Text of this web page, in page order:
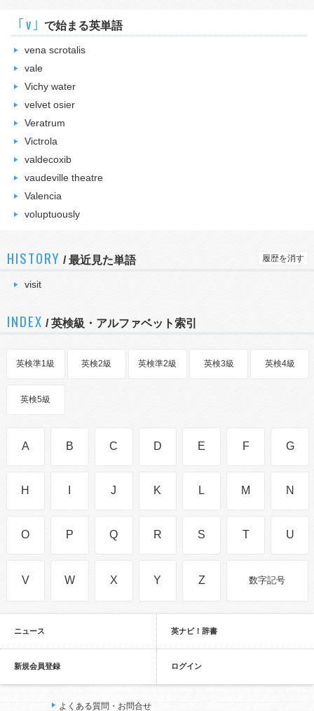
｢v｣ で始まる英単語
vena scrotalis
vale
Vichy water
velvet osier
Veratrum
Victrola
valdecoxib
vaudeville theatre
Valencia
voluptuously
HISTORY /最近見た単語 履歴を消す
visit
INDEX / 英検級・アルファベット索引
英検準1級 英検2級 英検準2級 英検3級 英検4級
英検5級
A B C D E F G
H J K L M N
O P Q R S T U
V W X Y Z 数字記号
ニュース 英ナビ！辞書
新規会員登録 ログイン
よくある質問・お問合せ